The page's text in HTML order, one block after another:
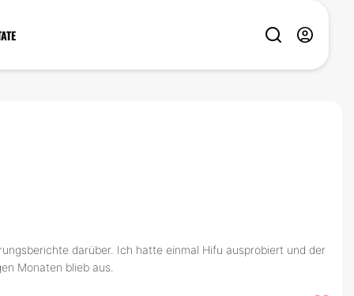
darüber. Ich hatte einmal Hifu ausprobiert und der
Monaten blieb aus.